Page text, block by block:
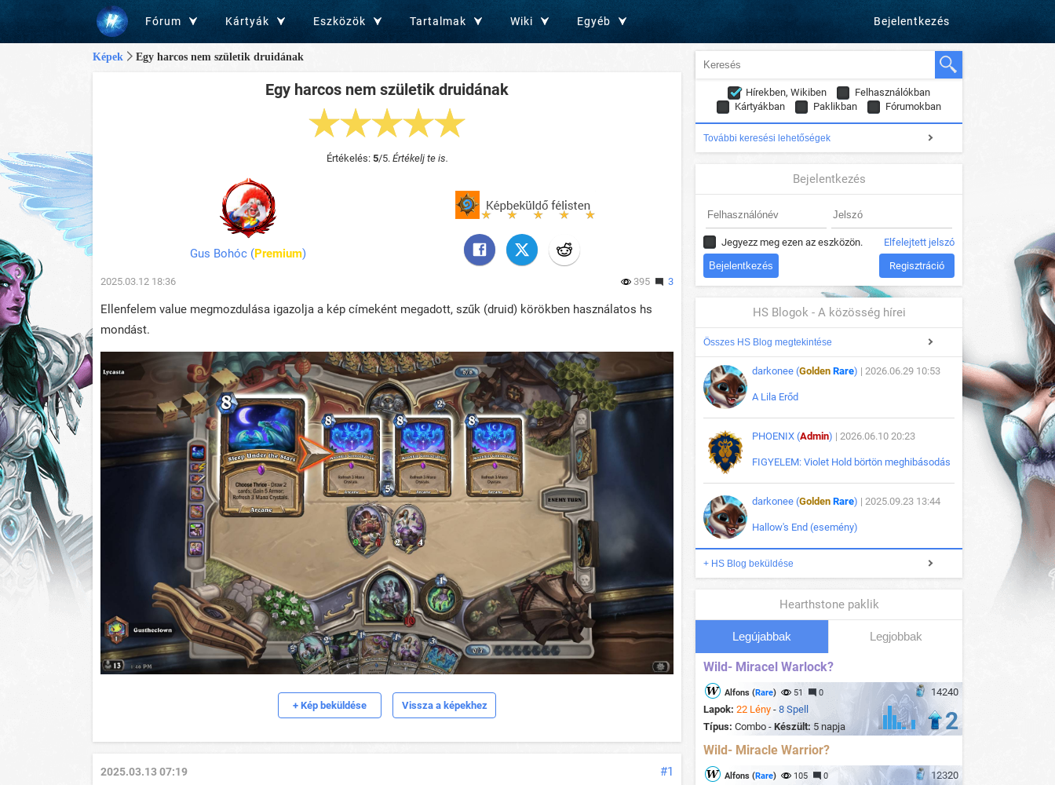
Fórum Kártyák Eszközök Tartalmak Wiki Egyéb Bejelentkezés
Képek Egy harcos nem születik druidának
Egy harcos nem születik druidának
Értékelés: 5/5. Értékelj te is.
Gus Bohóc(Premium)
2025.03.12 18:36 395 3
Ellenfelem value megmozdulása igazolja a kép címeként megadott, szűk (druid) körökben használatos hs
mondást.
+ Kép beküldése Vissza a képekhez
#1
2025.03.13 07:19
Hírekben, Wikiben
Felhasználókban
Kártyákban
Paklikban Fórumokban
További keresési lehetőségek
Bejelentkezés
Jegyezz meg ezen az eszközön. Elfelejtett jelszó
Regisztráció
HS Blogok - A közösség hírei
Összes HS Blog megtekintése
darkonee (Golden Rare) | 2026.06.29 10:53
A Lila Erőd
PHOENIX (Admin) | 2026.06.10 20:23
FIGYELEM: Violet Hold börtön meghibásodás
darkonee (Golden Rare) | 2025.09.23 13:44
Hallow's End (esemény)
+ HS Blog beküldése
Hearthstone paklik
Legújabbak Legjobbak
Wild- Miracel Warlock?
14240
Alfons (Rare) 51 0
Lapok: 22 Lény - 8 Spell
Típus: Combo - Készült: 5 napja 2
Wild- Miracle Warrior?
12320
Alfons (Rare) 105 0